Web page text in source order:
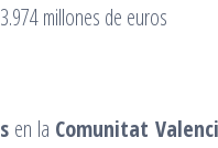
en la Comunitat